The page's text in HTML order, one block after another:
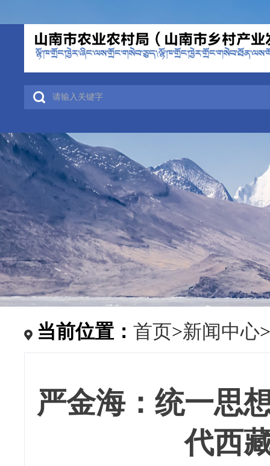
当前位置： 首页>新闻中心>
严金海：统一思
代西